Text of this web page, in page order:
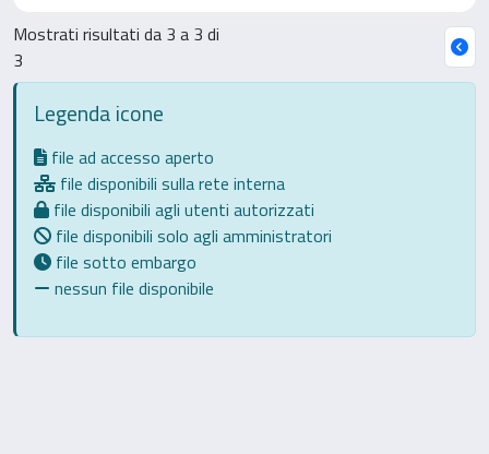
Mostrati risultati da 3 a 3 di
3
Legenda icone
file ad accesso aperto
file disponibili sulla rete interna
file disponibili agli utenti autorizzati
file disponibili solo agli amministratori
file sotto embargo
nessun file disponibile